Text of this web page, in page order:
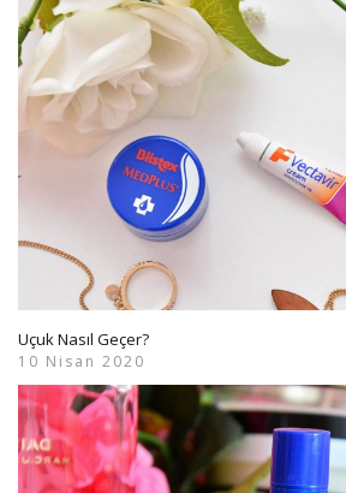
Uçuk Nasıl Geçer?
10 Nisan 2020